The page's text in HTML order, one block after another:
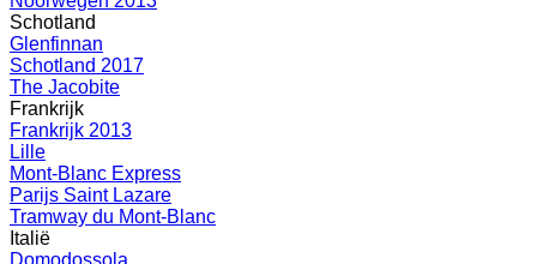
Schotland
Glenfinnan
Schotland 2017
The Jacobite
Frankrijk
Frankrijk 2013
Lille
Mont-Blanc Express
Parijs Saint Lazare
Tramway du Mont-Blanc
Italië
Domodossola